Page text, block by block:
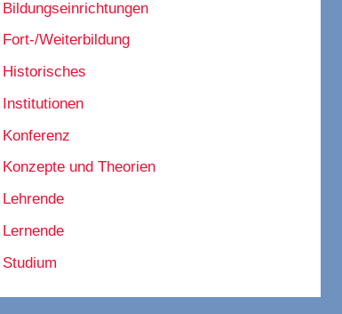
Bildungseinrichtungen
Fort-/Weiterbildung
Historisches
Institutionen
Konferenz
Konzepte und Theorien
Lehrende
Lernende
Studium